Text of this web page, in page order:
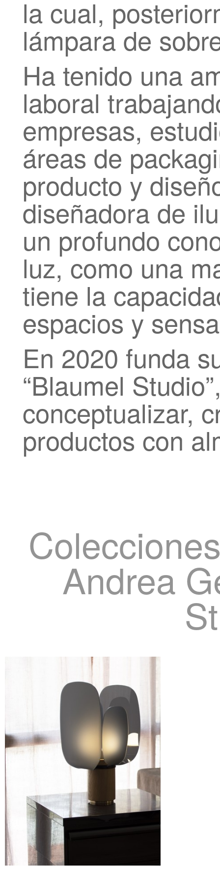
la cual,
lámpara de
Ha tenido una
laboral
empresas,
áreas de
producto y
diseñadora de
un profundo
luz, como una
tiene la
espacios y
En 2020 funda
“Blaumel
conceptualizar,
productos con
Andrea